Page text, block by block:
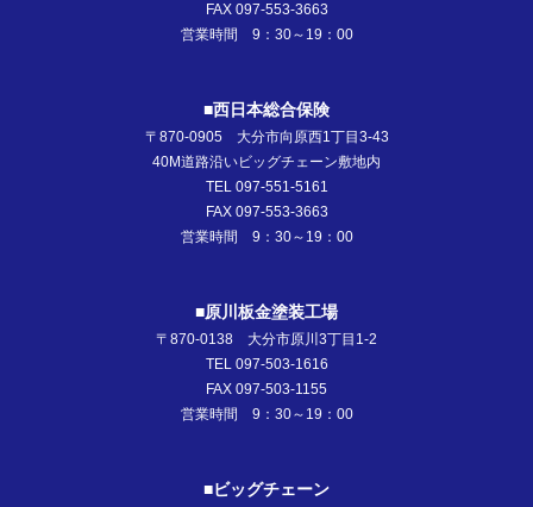
FAX 097-553-3663
営業時間 9：30～19：00
■西日本総合保険
〒870-0905 大分市向原西1丁目3-43
40M道路沿いビッグチェーン敷地内
TEL 097-551-5161
FAX 097-553-3663
営業時間 9：30～19：00
■原川板金塗装工場
〒870-0138 大分市原川3丁目1-2
TEL 097-503-1616
FAX 097-503-1155
営業時間 9：30～19：00
■ビッグチェーン